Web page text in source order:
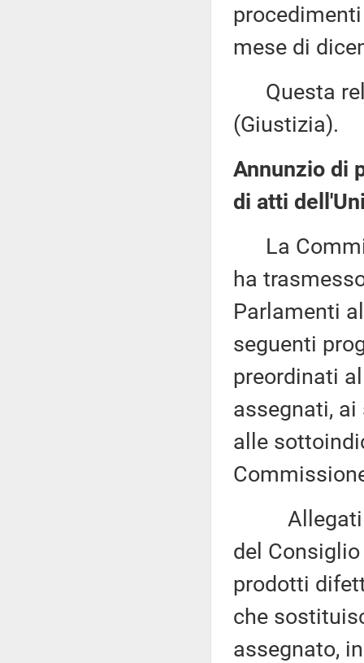
mese di
Questa
(Giustizia).
Annunzio di
di atti
La
ha
Parlamenti
seguenti
preordinati
assegnati,
alle
Allegati
del
prodotti
che
assegnato,